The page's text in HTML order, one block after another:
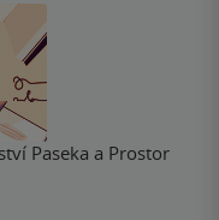
Paseka a Prostor